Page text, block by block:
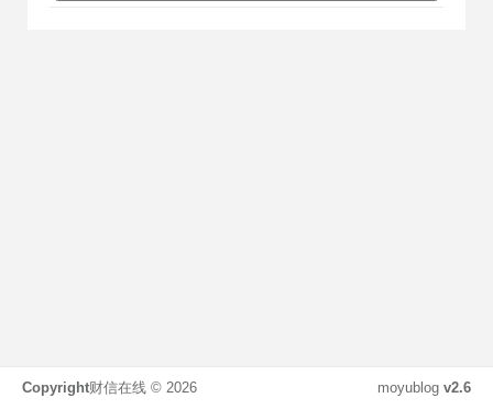
moyublog v2.6
Copyright财信在线 © 2026